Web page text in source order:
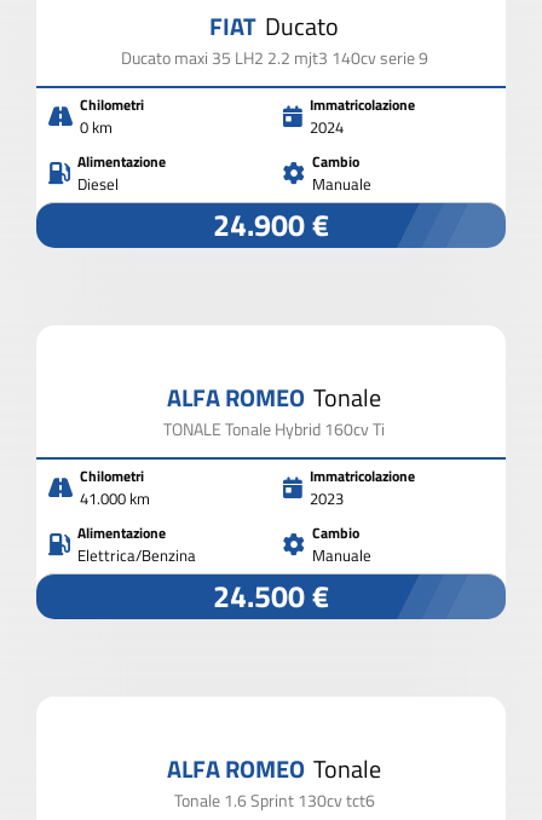
FIAT Ducato
Ducato maxi 35 LH2 2.2 mjt3 140cv serie 9
Chilometri
0 km
Immatricolazione
2024
Alimentazione
Diesel
Cambio
Manuale
24.900 €
ALFA ROMEO Tonale
TONALE Tonale Hybrid 160cv Ti
Chilometri
41.000 km
Immatricolazione
2023
Alimentazione
Elettrica/Benzina
Cambio
Manuale
24.500 €
ALFA ROMEO Tonale
Tonale 1.6 Sprint 130cv tct6